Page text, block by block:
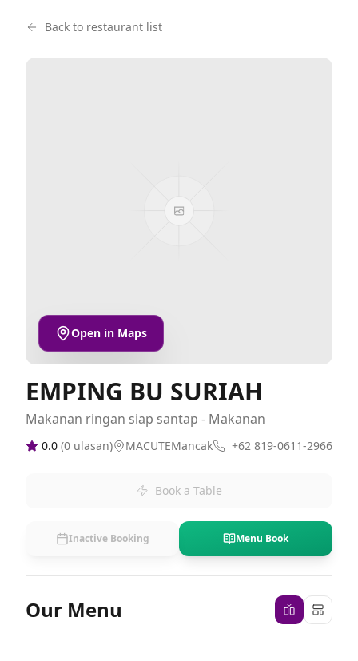
Back to restaurant list
Open in Maps
EMPING BU SURIAH
Makanan ringan siap santap - Makanan
0.0 (0 ulasan) MACUTEMancak +62 819-0611-2966
Book a Table
Inactive Booking Menu Book
Our Menu